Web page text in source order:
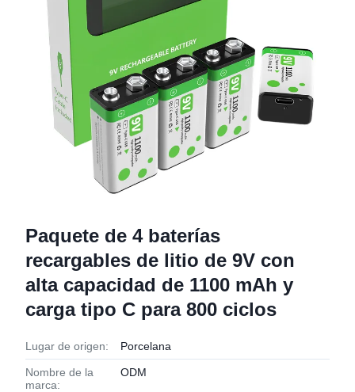
Paquete de 4 baterías
recargables de litio de 9V con
alta capacidad de 1100 mAh y
carga tipo C para 800 ciclos
Lugar de origen: Porcelana
Nombre de la
marca:
ODM